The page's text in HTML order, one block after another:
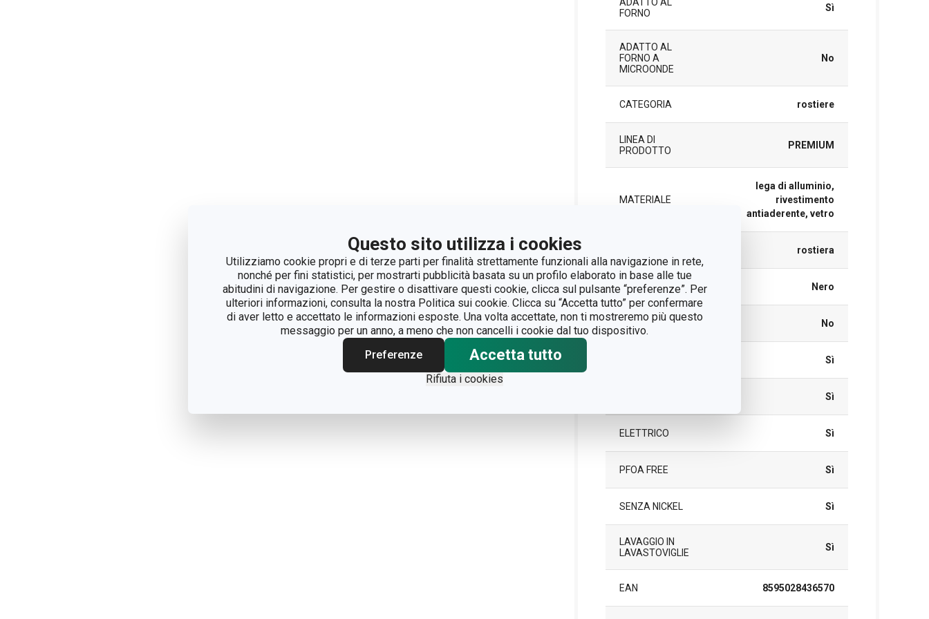
Questo sito utilizza i cookies
Utilizziamo cookie propri e di terze parti per finalità strettamente funzionali alla navigazione in rete,
nonché per fini statistici, per mostrarti pubblicità basata su un profilo elaborato in base alle tue
abitudini di navigazione. Per gestire o disattivare questi cookie, clicca sul pulsante “preferenze”. Per
ulteriori informazioni, consulta la nostra Politica sui cookie. Clicca su “Accetta tutto” per confermare
di aver letto e accettato le informazioni esposte. Una volta accettate, non ti mostreremo più questo
messaggio per un anno, a meno che non cancelli i cookie dal tuo dispositivo.
Preferenze
Accetta tutto
Rifiuta i cookies
FORNO
Sì
ADATTO AL
FORNO A
MICROONDE
No
CATEGORIA rostiere
LINEA DI
PRODOTTO
PREMIUM
MATERIALE
lega di alluminio,
rivestimento
antiaderente, vetro
rostiera
COLORE Nero
A INDUZIONE No
Sì
Sì
ELETTRICO Sì
PFOA FREE Sì
SENZA NICKEL Sì
LAVAGGIO IN
LAVASTOVIGLIE
Sì
EAN 8595028436570